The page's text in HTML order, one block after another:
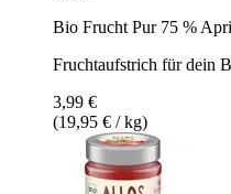
Bio Frucht Pur 75 %
Fruchtaufstrich für dein
3,99 €
(19,95 € / kg)